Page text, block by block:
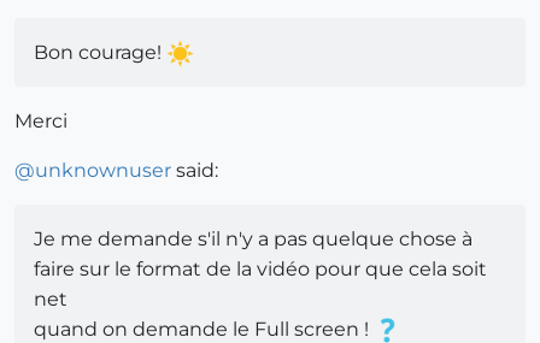
Bon courage!
Merci
@unknownuser said:
Je me demande s'il n'y a pas quelque chose à
faire sur le format de la vidéo pour que cela soit
net
quand on demande le Full screen !